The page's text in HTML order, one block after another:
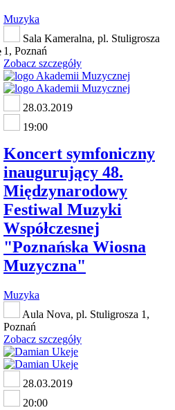
Muzyka
Sala Kameralna, pl. Stuligrosza
1, Poznań
Zobacz szczegóły
28.03.2019
19:00
Koncert symfoniczny
inaugurujący 48.
Międzynarodowy
Festiwal Muzyki
Współczesnej
"Poznańska Wiosna
Muzyczna"
Muzyka
Aula Nova, pl. Stuligrosza 1,
Poznań
Zobacz szczegóły
28.03.2019
20:00